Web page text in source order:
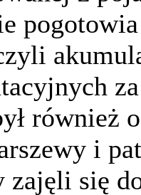
również
i
zajęli się